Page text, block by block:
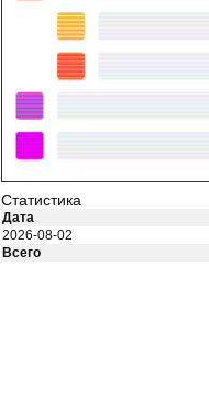
Статистика
Дата
2026-08-02
Всего